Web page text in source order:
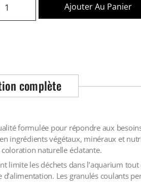
Ajouter Au Panier
complète
formulée pour répondre aux
ingrédients végétaux, minéraux et
naturelle éclatante.
limite les déchets dans l’aquarium
Les granulés coulants